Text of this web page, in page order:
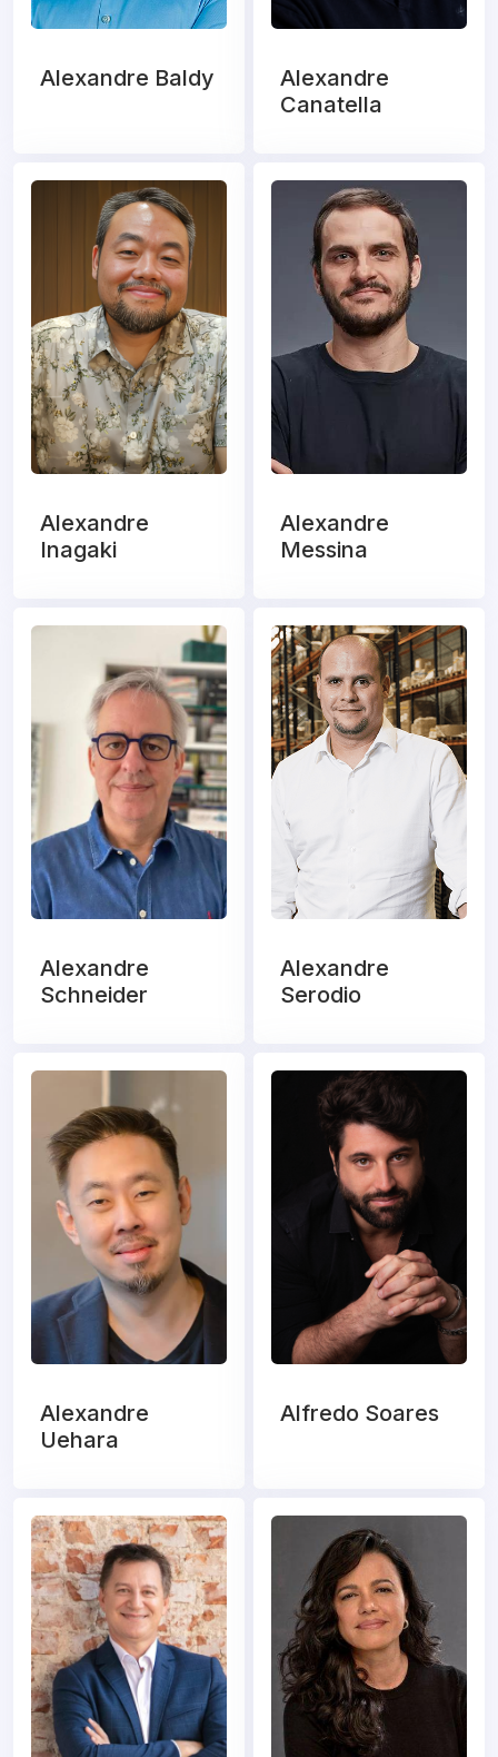
Alexandre Baldy
Alexandre
Canatella
Alexandre
Inagaki
Alexandre
Messina
Alexandre
Schneider
Alexandre
Serodio
Alexandre
Uehara
Alfredo Soares